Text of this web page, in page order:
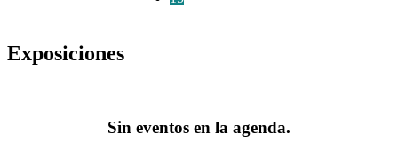
Exposiciones
Sin eventos en la agenda.